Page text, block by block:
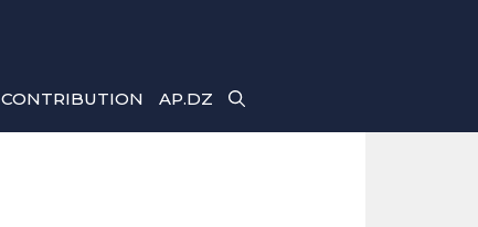
CONTRIBUTION AP.DZ